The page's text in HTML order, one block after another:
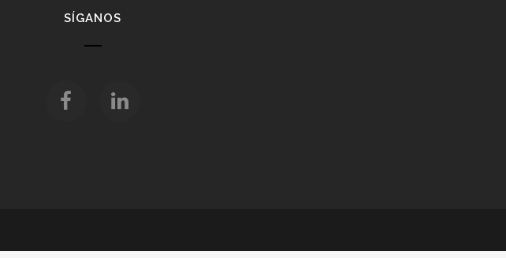
SÍGANOS